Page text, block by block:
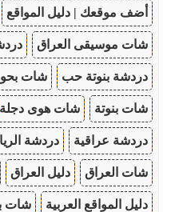
أضف موقعك | دليل المواقع
شات موسيقى العراق
دردشة بنوتة حب شات
شات بنوتة شات هوى دجلة
دردشة عراقية دردشة
شات العراق دليل العراق
دليل المواقع العربية شات